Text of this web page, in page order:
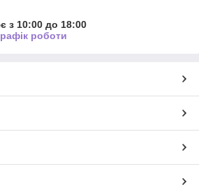
з 10:00 до 18:00
роботи